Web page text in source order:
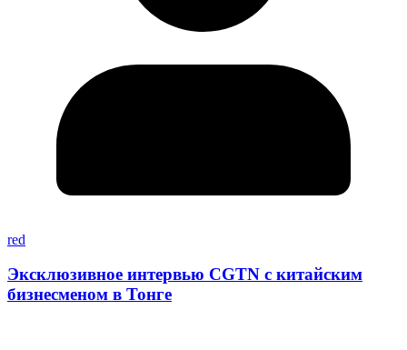
red
Эксклюзивное интервью CGTN с китайским
бизнесменом в Тонге